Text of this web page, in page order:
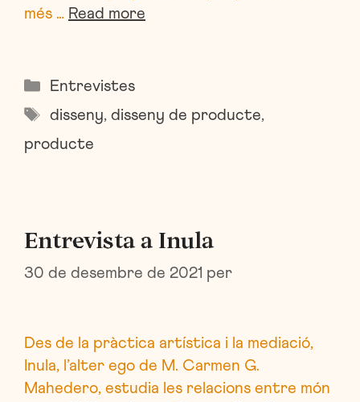
més … Read more
Categories
Entrevistes
Etiquetes
disseny, disseny de producte,
producte
Entrevista a Inula
30 de desembre de 2021 per
Des de la pràctica artística i la mediació,
Inula, l’alter ego de M. Carmen G.
Mahedero, estudia les relacions entre món